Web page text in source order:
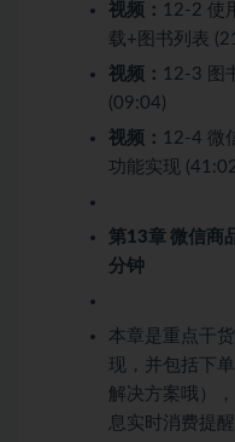
视频： 12-2 使
载+图书列表
视频： 12-3 图
(09:04)
视频： 12-4 微
功能实现
第13章 微信商
分钟
本章是重点干
现，并包括下
解决方案哦）
息实时消费提